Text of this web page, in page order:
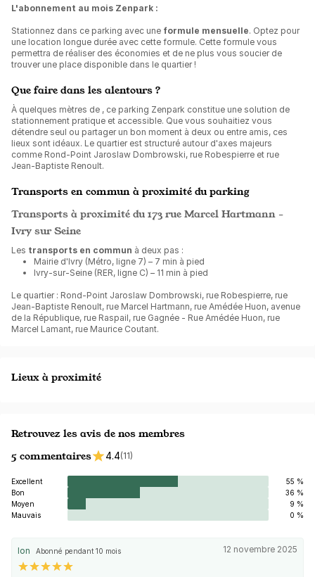
L'abonnement au mois Zenpark :
Stationnez dans ce parking avec une formule mensuelle. Optez pour
une location longue durée avec cette formule. Cette formule vous
permettra de réaliser des économies et de ne plus vous soucier de
trouver une place disponible dans le quartier !
Que faire dans les alentours ?
À quelques mètres de , ce parking Zenpark constitue une solution de
stationnement pratique et accessible. Que vous souhaitiez vous
détendre seul ou partager un bon moment à deux ou entre amis, ces
lieux sont idéaux. Le quartier est structuré autour d'axes majeurs
comme Rond-Point Jaroslaw Dombrowski, rue Robespierre et rue
Jean-Baptiste Renoult.
Transports en commun à proximité du parking
Transports à proximité du 173 rue Marcel Hartmann -
Ivry sur Seine
Les transports en commun à deux pas :
Mairie d'Ivry (Métro, ligne 7) – 7 min à pied
Ivry-sur-Seine (RER, ligne C) – 11 min à pied
Le quartier : Rond-Point Jaroslaw Dombrowski, rue Robespierre, rue
Jean-Baptiste Renoult, rue Marcel Hartmann, rue Amédée Huon, avenue
de la République, rue Raspail, rue Gagnée - Rue Amédée Huon, rue
Marcel Lamant, rue Maurice Coutant.
Lieux à proximité
Retrouvez les avis de nos membres
5 commentaires
4.4(11)
Excellent
55 %
Bon
36 %
Moyen
9 %
Mauvais
0 %
Ion Abonné pendant 10 mois 12 novembre 2025